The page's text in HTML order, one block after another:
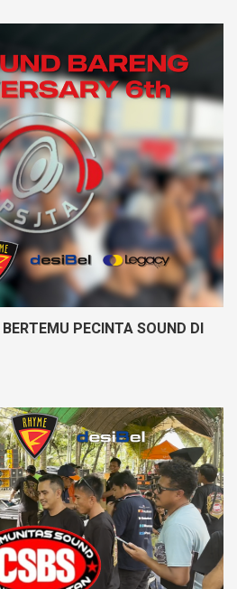
PECINTA SOUND DI